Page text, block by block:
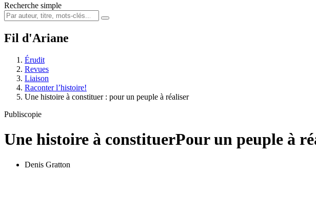
Recherche simple
Fil d'Ariane
Érudit
Revues
Liaison
Raconter l’histoire!
Une histoire à constituer : pour un peuple à réaliser
Publiscopie
Une histoire à constituerPour un peuple à
Denis Gratton